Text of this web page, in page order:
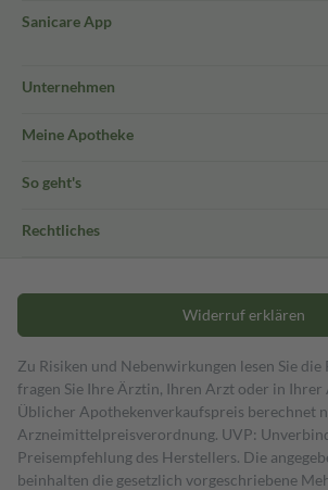
Sanicare App
Unternehmen
Meine Apotheke
So geht's
Rechtliches
Widerruf erklären
Zu Risiken und Nebenwirkungen lesen Sie die
fragen Sie Ihre Ärztin, Ihren Arzt oder in Ihrer
Üblicher Apothekenverkaufspreis berechnet
Arzneimittelpreisverordnung. UVP:
Preisempfehlung des Herstellers. Die
beinhalten die gesetzlich vorgeschriebene